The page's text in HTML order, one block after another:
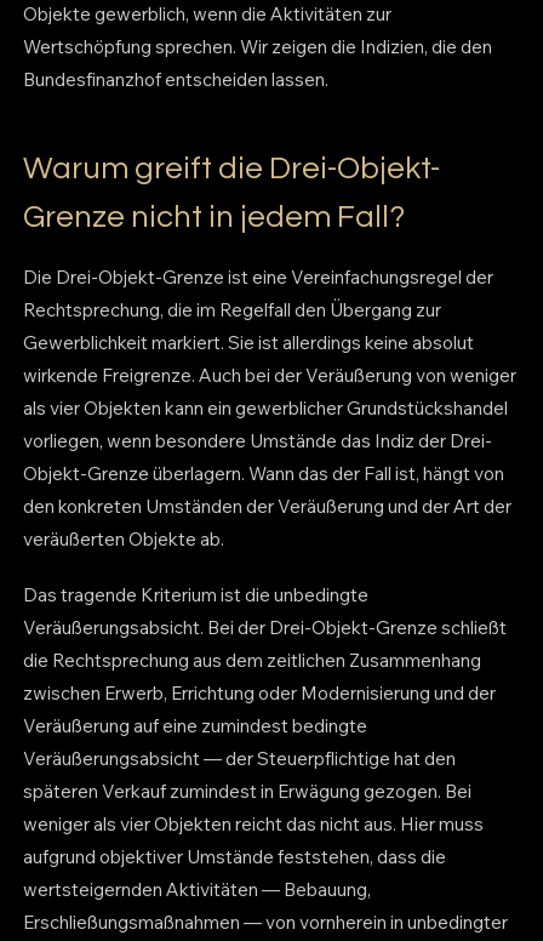
Objekte gewerblich, wenn die Aktivitäten zur
Wertschöpfung sprechen. Wir zeigen die Indizien, die den
Bundesfinanzhof entscheiden lassen.
Warum greift die Drei-Objekt-
Grenze nicht in jedem Fall?
Die Drei-Objekt-Grenze ist eine Vereinfachungsregel der
Rechtsprechung, die im Regelfall den Übergang zur
Gewerblichkeit markiert. Sie ist allerdings keine absolut
wirkende Freigrenze. Auch bei der Veräußerung von weniger
als vier Objekten kann ein gewerblicher Grundstückshandel
vorliegen, wenn besondere Umstände das Indiz der Drei-
Objekt-Grenze überlagern. Wann das der Fall ist, hängt von
den konkreten Umständen der Veräußerung und der Art der
veräußerten Objekte ab.
Das tragende Kriterium ist die unbedingte
Veräußerungsabsicht. Bei der Drei-Objekt-Grenze schließt
die Rechtsprechung aus dem zeitlichen Zusammenhang
zwischen Erwerb, Errichtung oder Modernisierung und der
Veräußerung auf eine zumindest bedingte
Veräußerungsabsicht — der Steuerpflichtige hat den
späteren Verkauf zumindest in Erwägung gezogen. Bei
weniger als vier Objekten reicht das nicht aus. Hier muss
aufgrund objektiver Umstände feststehen, dass die
wertsteigernden Aktivitäten — Bebauung,
Erschließungsmaßnahmen — von vornherein in unbedingter